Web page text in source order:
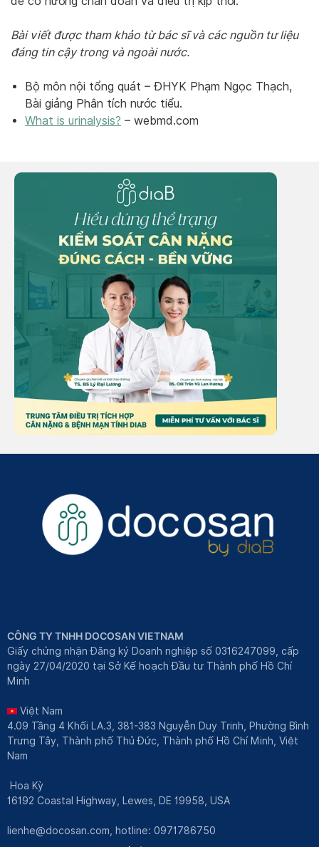
Bài viết được tham khảo từ bác sĩ và các nguồn tư liệu
đáng tin cậy trong và ngoài nước.
Bộ môn nội tổng quát – ĐHYK Phạm Ngọc Thạch,
Bài giảng Phân tích nước tiểu.
What is urinalysis? – webmd.com
CÔNG TY TNHH DOCOSAN VIETNAM
Giấy chứng nhận Đăng ký Doanh nghiệp số 0316247099, cấp
ngày 27/04/2020 tại Sở Kế hoạch Đầu tư Thành phố Hồ Chí
Minh
Việt Nam
4.09 Tầng 4 Khối LA.3, 381-383 Nguyễn Duy Trinh, Phường Bình
Trưng Tây, Thành phố Thủ Đức, Thành phố Hồ Chí Minh, Việt
Nam
Hoa Kỳ
16192 Coastal Highway, Lewes, DE 19958, USA
lienhe@docosan.com, hotline: 0971786750